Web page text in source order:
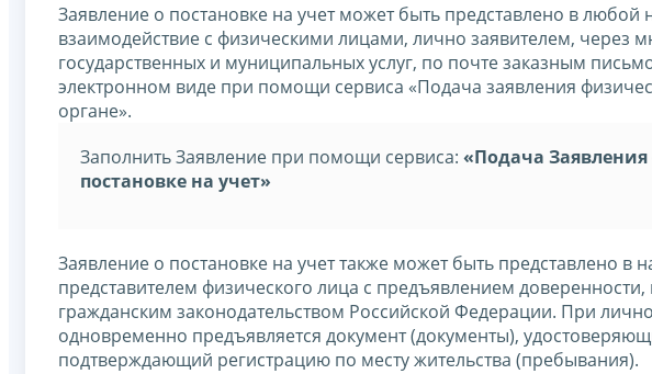
Заявление о постановке на учет может быть представлено в
взаимодействие с физическими лицами, лично заявителем, через
государственных и муниципальных услуг, по почте заказным
электронном виде при помощи сервиса «Подача заявления
органе».
Заполнить Заявление при помощи сервиса: «Подача
постановке на учет»
Заявление о постановке на учет также может быть представлено
представителем физического лица с предъявлением
гражданским законодательством Российской Федерации. При
одновременно предъявляется документ (документы),
подтверждающий регистрацию по месту жительства (пребывания).